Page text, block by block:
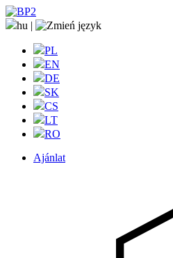
hu |
PL
EN
DE
SK
CS
LT
RO
Ajánlat